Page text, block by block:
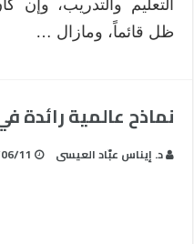
التعليم والتدريب، وإن
ظل قائماً، ومازال …
نماذح عالمية رائدة
د. إيناس عبّاد العيسى 11